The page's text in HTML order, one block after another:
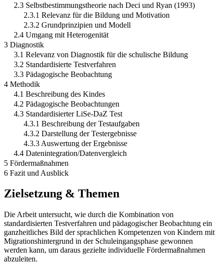
2.3 Selbstbestimmungstheorie nach Deci und Ryan (1993)
2.3.1 Relevanz für die Bildung und Motivation
2.3.2 Grundprinzipien und Modell
2.4 Umgang mit Heterogenität
3 Diagnostik
3.1 Relevanz von Diagnostik für die schulische Bildung
3.2 Standardisierte Testverfahren
3.3 Pädagogische Beobachtung
4 Methodik
4.1 Beschreibung des Kindes
4.2 Pädagogische Beobachtungen
4.3 Standardisierter LiSe-DaZ Test
4.3.1 Beschreibung der Testaufgaben
4.3.2 Darstellung der Testergebnisse
4.3.3 Auswertung der Ergebnisse
4.4 Datenintegration/Datenvergleich
5 Fördermaßnahmen
6 Fazit und Ausblick
Zielsetzung & Themen
Die Arbeit untersucht, wie durch die Kombination von
standardisierten Testverfahren und pädagogischer Beobachtung ein
ganzheitliches Bild der sprachlichen Kompetenzen von Kindern mit
Migrationshintergrund in der Schuleingangsphase gewonnen
werden kann, um daraus gezielte individuelle Fördermaßnahmen
abzuleiten.